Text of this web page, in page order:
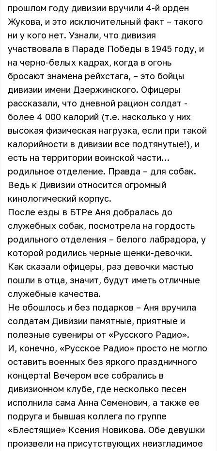
прошлом году дивизии вручили 4-й орден
Жукова, и это исключительный факт – такого
ни у кого нет. Узнали, что дивизия
участвовала в Параде Победы в 1945 году, и
на черно-белых кадрах, когда в огонь
бросают знамена рейхстага, – это бойцы
дивизии имени Дзержинского. Офицеры
рассказали, что дневной рацион солдат -
более 4 000 калорий (т.е. насколько у них
высокая физическая нагрузка, если при такой
калорийности в дивизии все подтянутые!), и
есть на территории воинской части…
родильное отделение. Правда – для собак.
Ведь к Дивизии относится огромный
кинологический корпус.
После езды в БТРе Аня добралась до
служебных собак, посмотрела на гордость
родильного отделения – белого лабрадора, у
которой родились черные щенки-девочки.
Как сказали офицеры, раз девочки мастью
пошли в отца, значит, будут иметь отличные
служебные качества.
Не обошлось и без подарков – Аня вручила
солдатам Дивизии памятные, приятные и
полезные сувениры от «Русского Радио».
И, конечно, «Русское Радио» просто не могло
оставить военных без яркого праздничного
концерта! Вечером все собрались в
дивизионном клубе, где несколько песен
исполнила сама Анна Семенович, а также ее
подруга и бывшая коллега по группе
«Блестящие» Ксения Новикова. Обе девушки
произвели на присутствующих неизгладимое